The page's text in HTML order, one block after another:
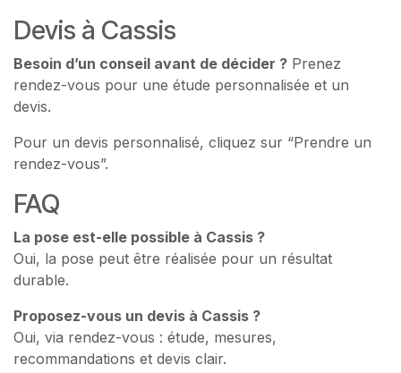
Devis à Cassis
Besoin d’un conseil avant de décider ? Prenez
rendez-vous pour une étude personnalisée et un
devis.
Pour un devis personnalisé, cliquez sur “Prendre un
rendez-vous”.
FAQ
La pose est-elle possible à Cassis ?
Oui, la pose peut être réalisée pour un résultat
durable.
Proposez-vous un devis à Cassis ?
Oui, via rendez-vous : étude, mesures,
recommandations et devis clair.